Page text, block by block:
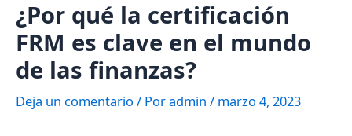
¿Por qué la certificación
FRM es clave en el mundo
de las finanzas?
Deja un comentario / Poradmin / marzo 4, 2023